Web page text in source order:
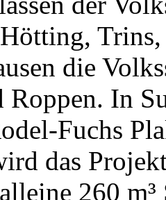
die
In
Fuchs
das
260 m³